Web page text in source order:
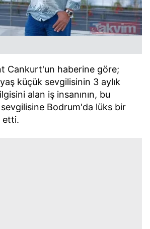
Cankurt'un haberine göre;
küçük sevgilisinin 3 aylık
alan iş insanının, bu
Bodrum'da lüks bir
etti.